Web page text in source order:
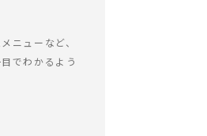
ニューなど、
でわかるよう